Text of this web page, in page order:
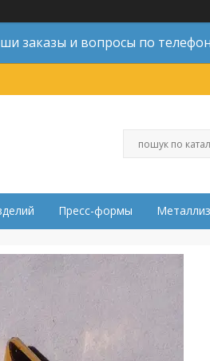
заказы и вопросы по
Пресс-формы